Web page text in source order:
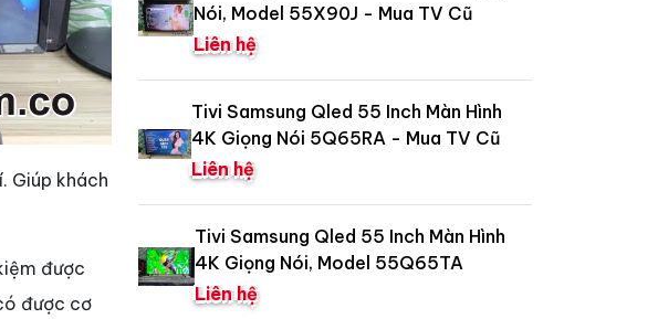
Giúp khách
được
được cơ
Nói, Model 55X90J - Mua TV Cũ
Liên hệ
Tivi Samsung Qled 55 Inch Màn Hình
4K Giọng Nói 5Q65RA - Mua TV Cũ
Liên hệ
Tivi Samsung Qled 55 Inch Màn Hình
4K Giọng Nói, Model 55Q65TA
Liên hệ